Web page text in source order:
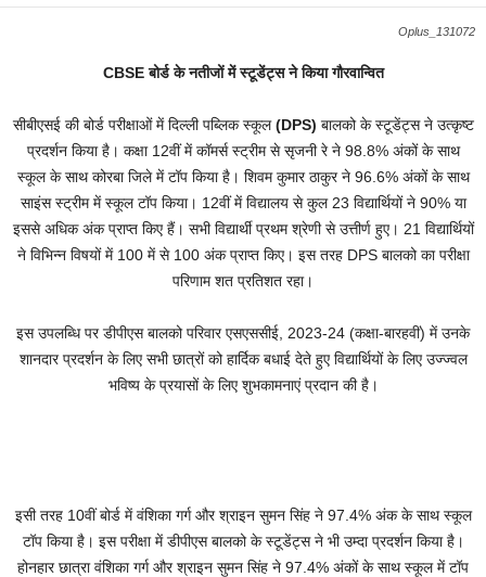
Oplus_131072
CBSE बोर्ड के नतीजों में स्टूडेंट्स ने किया गौरवान्वित
सीबीएसई की बोर्ड परीक्षाओं में दिल्ली पब्लिक स्कूल(DPS) बालको के स्टूडेंट्स ने उत्कृष्ट
प्रदर्शन किया है। कक्षा 12वीं में कॉमर्स स्ट्रीम से सृजनी रे ने 98.8% अंकों के साथ
स्कूल के साथ कोरबा जिले में टॉप किया है। शिवम कुमार ठाकुर ने 96.6% अंकों के साथ
साइंस स्ट्रीम में स्कूल टॉप किया। 12वीं में विद्यालय से कुल 23 विद्यार्थियों ने 90% या
इससे अधिक अंक प्राप्त किए हैं। सभी विद्यार्थी प्रथम श्रेणी से उत्तीर्ण हुए। 21 विद्यार्थियों
ने विभिन्न विषयों में 100 में से 100 अंक प्राप्त किए। इस तरह DPS बालको का परीक्षा
परिणाम शत प्रतिशत रहा।
इस उपलब्धि पर डीपीएस बालको परिवार एसएससीई, 2023-24 (कक्षा-बारहवीं) में उनके
शानदार प्रदर्शन के लिए सभी छात्रों को हार्दिक बधाई देते हुए विद्यार्थियों के लिए उज्ज्वल
भविष्य के प्रयासों के लिए शुभकामनाएं प्रदान की है।
इसी तरह 10वीं बोर्ड में वंशिका गर्ग और श्राइन सुमन सिंह ने 97.4% अंक के साथ स्कूल
टॉप किया है। इस परीक्षा में डीपीएस बालको के स्टूडेंट्स ने भी उम्दा प्रदर्शन किया है।
होनहार छात्रा वंशिका गर्ग और श्राइन सुमन सिंह ने 97.4% अंकों के साथ स्कूल में टॉप